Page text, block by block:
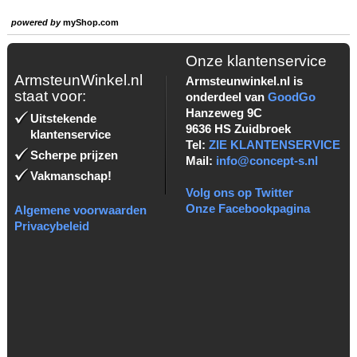
powered bymyShop.com
ArmsteunWinkel.nl
staat voor:
Uitstekende
klantenservice
Scherpe prijzen
Vakmanschap!
Algemene voorwaarden
Privacybeleid
Onze klantenservice
Armsteunwinkel.nl is
onderdeel van GoodGo
Hanzeweg 9C
9636 HS Zuidbroek
Tel: ZIE KLANTENSERVICE
Mail: info@concept-s.nl
Volg ons op Twitter
Onze Facebookpagina